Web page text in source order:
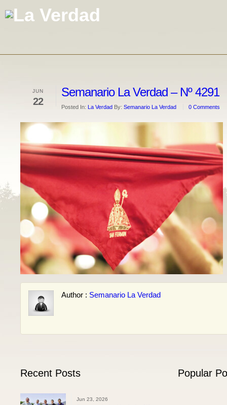
JUN
22
Semanario La Verdad – Nº 4291
Posted In: La Verdad By: Semanario La Verdad 0 Comments
Author : Semanario La Verdad
Recent Posts
Jun 23, 2026
Popular